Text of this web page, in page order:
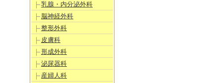
乳腺・内分泌外科
脳神経外科
整形外科
皮膚科
形成外科
泌尿器科
産婦人科